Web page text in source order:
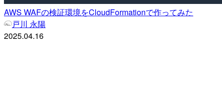
AWS WAFの検証環境をCloudFormationで作ってみた
戸川 永陽
2025.04.16